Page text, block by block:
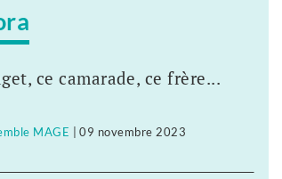
ce camarade, ce frère...
MAGE |09 novembre 2023